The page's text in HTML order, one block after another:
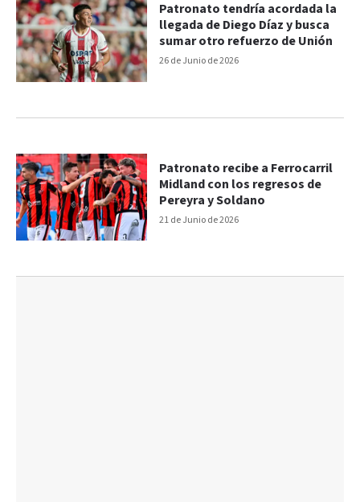
26 de Junio de 2026
Patronato tendría acordada la
llegada de Diego Díaz y busca
sumar otro refuerzo de Unión
21 de Junio de 2026
Patronato recibe a Ferrocarril
Midland con los regresos de
Pereyra y Soldano